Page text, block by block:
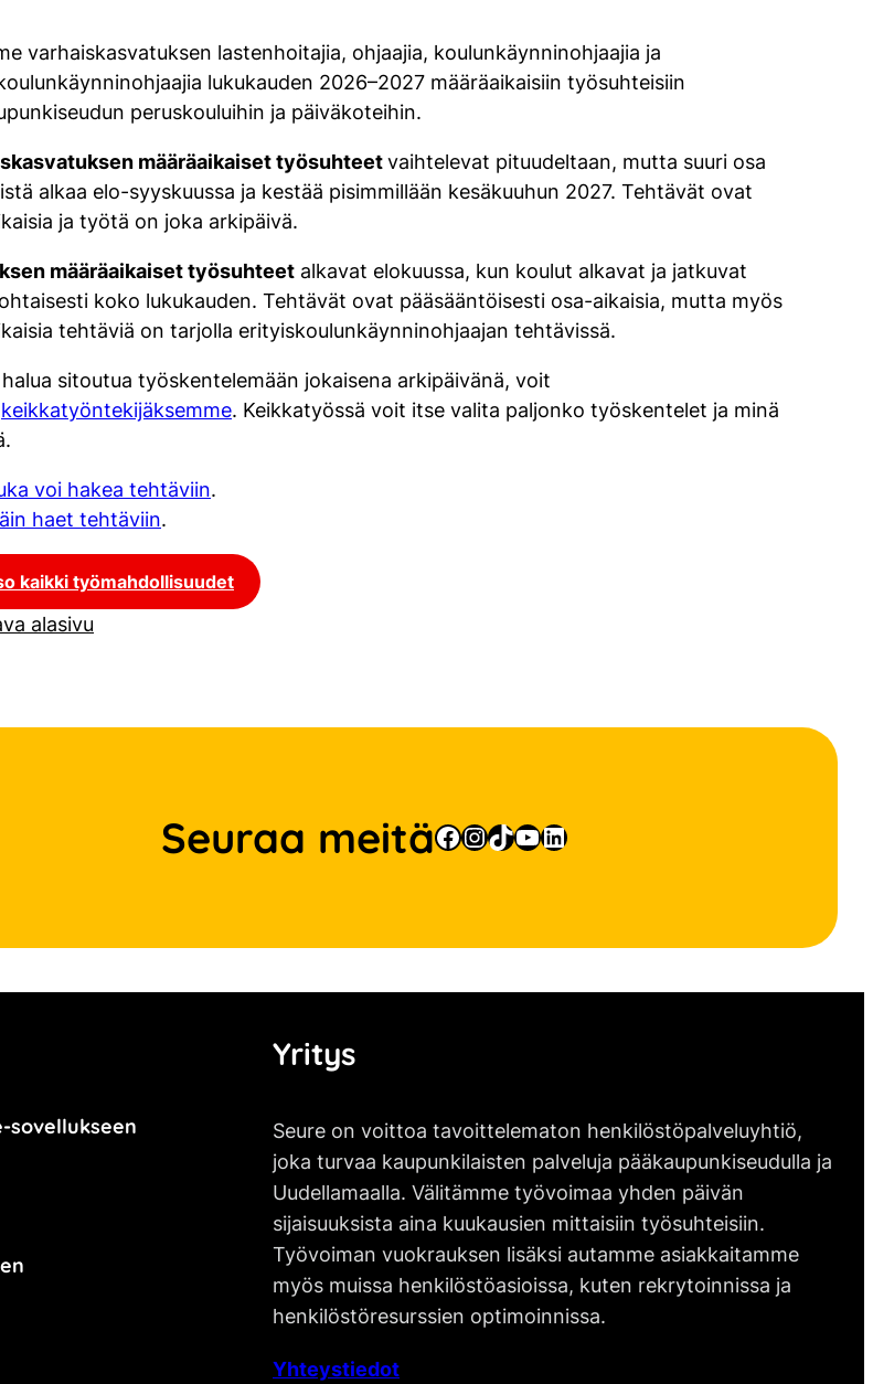
varhaiskasvatuksen lastenhoitajia, ohjaajia, koulunkäynninohjaajia ja
lukukauden 2026–2027 määräaikaisiin työsuhteisiin
peruskouluihin ja päiväkoteihin.
määräaikaiset työsuhteetvaihtelevat pituudeltaan, mutta suuri osa
alkaa elo-syyskuussa ja kestää pisimmillään kesäkuuhun 2027. Tehtävät ovat
ja työtä on joka arkipäivä.
määräaikaiset työsuhteet alkavat elokuussa, kun koulut alkavat ja jatkuvat
koko lukukauden. Tehtävät ovat pääsääntöisesti osa-aikaisia, mutta myös
tehtäviä on tarjolla erityiskoulunkäynninohjaajan tehtävissä.
sitoutua työskentelemään jokaisena arkipäivänä, voit
keikkatyöntekijäksemme. Keikkatyössä voit itse valita paljonko työskentelet ja minä
voi hakea tehtäviin.
haet tehtäviin.
kaikki työmahdollisuudet
alasivu
Seuraa meitäFacebook
Instagram
TikTok
YouTube
LinkedIn
sovellukseen
Yritys
Seure on voittoa tavoittelematon henkilöstöpalveluyhtiö,
joka turvaa kaupunkilaisten palveluja pääkaupunkiseudulla ja
Uudellamaalla. Välitämme työvoimaa yhden päivän
sijaisuuksista aina kuukausien mittaisiin työsuhteisiin.
Työvoiman vuokrauksen lisäksi autamme asiakkaitamme
myös muissa henkilöstöasioissa, kuten rekrytoinnissa ja
henkilöstöresurssien optimoinnissa.
Yhteystiedot